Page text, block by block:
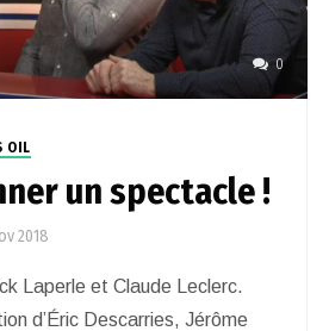
0
OIL
un spectacle !
2018
Laperle et Claude Leclerc.
d’Éric Descarries, Jérôme